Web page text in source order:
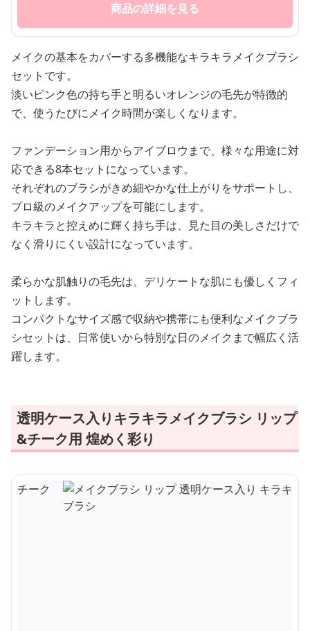
商品の詳細を見る
メイクの基本をカバーする多機能なキラキラメイクブラシ
セットです。
淡いピンク色の持ち手と明るいオレンジの毛先が特徴的
で、使うたびにメイク時間が楽しくなります。
ファンデーション用からアイブロウまで、様々な用途に対
応できる8本セットになっています。
それぞれのブラシがきめ細やかな仕上がりをサポートし、
プロ級のメイクアップを可能にします。
キラキラと控えめに輝く持ち手は、見た目の美しさだけで
なく滑りにくい設計になっています。
柔らかな肌触りの毛先は、デリケートな肌にも優しくフィ
ットします。
コンパクトなサイズ感で収納や携帯にも便利なメイクブラ
シセットは、日常使いから特別な日のメイクまで幅広く活
躍します。
透明ケース入りキラキラメイクブラシ リップ
&チーク用 煌めく彩り